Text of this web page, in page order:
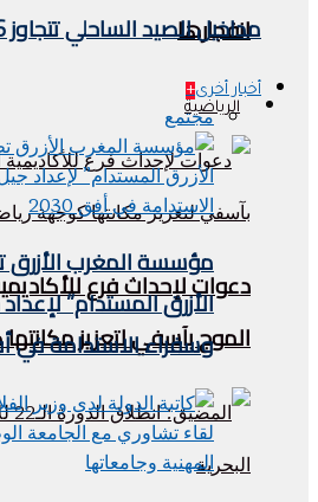
انفجارها
الرياضية
دعوات لإحداث فرع
الموج بآسفي لتعزيز
مداخيل الصيد الساحلي تتجاوز 2,36 مليار درهم
أخبار أخرى+
مجتمع
مؤسسة المغرب الأزرق
الأزرق المستدام”
وسفراء الاستدامة في أفق